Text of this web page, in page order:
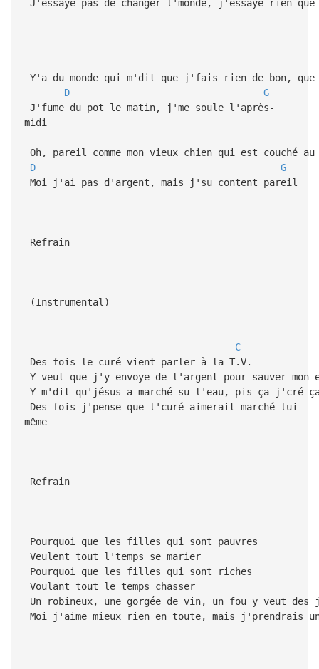
J'essaye pas de changer l'monde, j'essaye rien
Y'a du monde qui m'dit que j'fais rien de bon,
D
G
J'fume du pot le matin, j'me soule l'après-
midi
Oh, pareil comme mon vieux chien qui est couché
D
G
Moi j'ai pas d'argent, mais j'su content pareil
Refrain
(Instrumental)
C
Des fois le curé vient parler à la T.V.
Y veut que j'y envoye de l'argent pour sauver mon
Y m'dit qu'jésus a marché su l'eau, pis ça j'cré ça
Des fois j'pense que l'curé aimerait marché lui-
même
Refrain
Pourquoi que les filles qui sont pauvres
Veulent tout l'temps se marier
Pourquoi que les filles qui sont riches
Voulant tout le temps chasser
Un robineux, une gorgée de vin, un fou y veut des
Moi j'aime mieux rien en toute, mais j'prendrais